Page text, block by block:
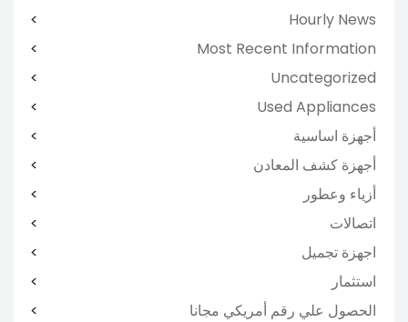
Hourly News
Most Recent Information
Uncategorized
Used Appliances
أجهزة اساسية
أجهزة كشف المعادن
أزياء وعطور
اتصالات
اجهزة تجميل
استثمار
الحصول علي رقم أمريكي مجانا